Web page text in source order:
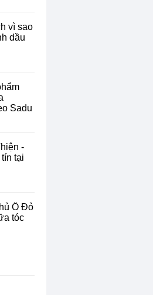
vì sao
dầu
Sadu
-
tại
Ô Đỏ
tóc